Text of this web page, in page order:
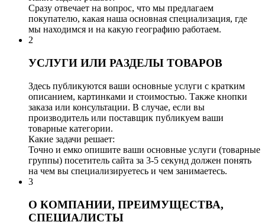
Сразу отвечает на вопрос, что мы предлагаем
покупателю, какая наша основная специализация, где
мы находимся и на какую географию работаем.
2
УСЛУГИ ИЛИ РАЗДЕЛЫ ТОВАРОВ
Здесь публикуются ваши основные услуги с кратким
описанием, картинками и стоимостью. Также кнопки
заказа или консультации. В случае, если вы
производитель или поставщик публикуем ваши
товарные категории.
Какие задачи решает:
Точно и емко опишите ваши основные услуги (товарные
группы) посетитель сайта за 3-5 секунд должен понять
на чем вы специализируетесь и чем занимаетесь.
3
О КОМПАНИИ, ПРЕИМУЩЕСТВА,
СПЕЦИАЛИСТЫ